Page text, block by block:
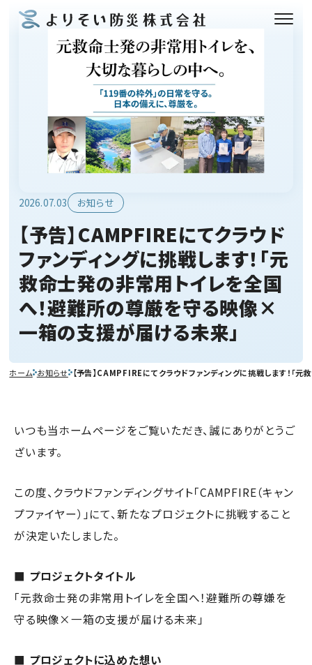
2026.07.03 お知らせ
【予告】CAMPFIREにてクラウド
ファンディングに挑戦します！「元
救命士発の非常用トイレを全国
へ！避難所の尊厳を守る映像×
一箱の支援が届ける未来」
ホーム お知らせ 【予告】CAMPFIREにてクラウドファンディングに挑戦します！
いつも当ホームページをご覧いただき、誠にありがとうご
ざいます。
この度、クラウドファンディングサイト「CAMPFIRE（キャン
プファイヤー）」にて、新たなプロジェクトに挑戦すること
が決定いたしました。
■ プロジェクトタイトル
「元救命士発の非常用トイレを全国へ！避難所の尊嫌を
守る映像×一箱の支援が届ける未来」
■ プロジェクトに込めた想い